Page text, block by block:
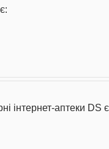
інтернет-аптеки DS